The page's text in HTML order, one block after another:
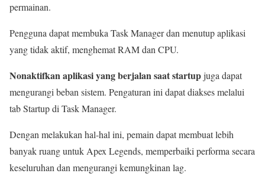
permainan.
Pengguna dapat membuka Task Manager dan menutup aplikasi
yang tidak aktif, menghemat RAM dan CPU.
Nonaktifkan aplikasi yang berjalan saat startupjuga dapat
mengurangi beban sistem. Pengaturan ini dapat diakses melalui
tab Startup di Task Manager.
Dengan melakukan hal-hal ini, pemain dapat membuat lebih
banyak ruang untuk Apex Legends, memperbaiki performa secara
keseluruhan dan mengurangi kemungkinan lag.